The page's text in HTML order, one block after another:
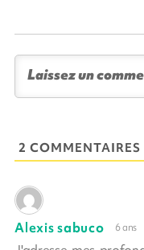
2 COMMENTAIRES
Alexis sabuco 6 ans